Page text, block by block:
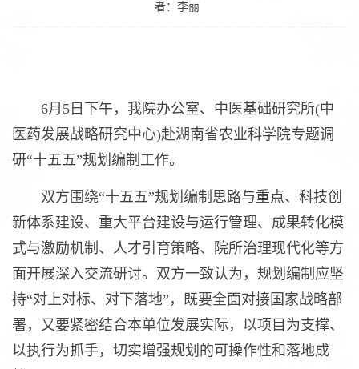
者：李丽
6月5日下午，我院办公室、中医基础研究所(中
医药发展战略研究中心)赴湖南省农业科学院专题调
研“十五五”规划编制工作。
双方围绕“十五五”规划编制思路与重点、科技创
新体系建设、重大平台建设与运行管理、成果转化模
式与激励机制、人才引育策略、院所治理现代化等方
面开展深入交流研讨。双方一致认为，规划编制应坚
持“对上对标、对下落地”，既要全面对接国家战略部
署，又要紧密结合本单位发展实际，以项目为支撑、
以执行为抓手，切实增强规划的可操作性和落地成